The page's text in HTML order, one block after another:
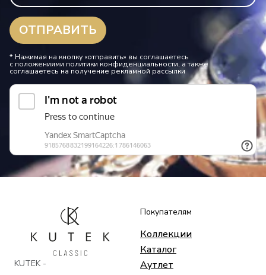
* Нажимая на кнопку «отправить» вы соглашаетесь
с положениями политики конфиденциальности, а также
соглашаетесь на получение рекламной рассылки
KUTEK -
Покупателям
Коллекции
Каталог
Аутлет